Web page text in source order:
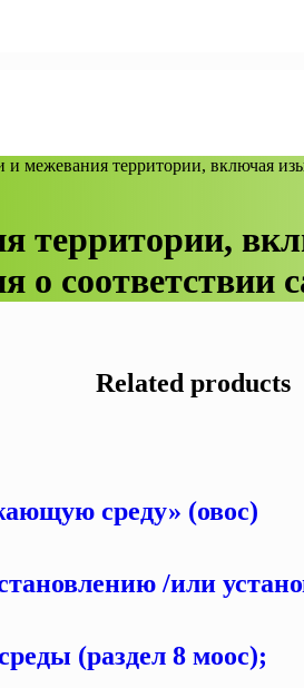
межевания территории, включая
территории,
о
Related products
среду» (овос)
/или
(раздел 8 моос);